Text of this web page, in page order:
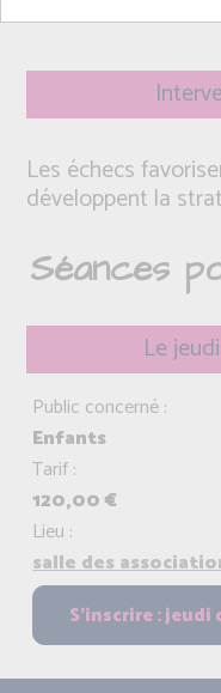
Les échecs
développent la
Séances
Le
Public concerné :
Enfants
Tarif :
120,00 €
Lieu :
salle des